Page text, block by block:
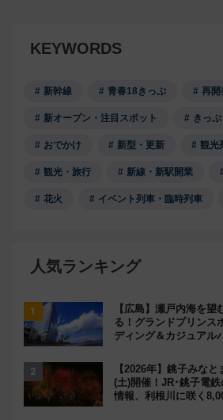
KEYWORDS
新幹線 青春18きっぷ 再開
新オープン・注目スポット きっぷ
おでかけ 新型・更新 観光
観光・旅行 新線・新駅開業
花火 イベント列車・臨時列車
人気ランキング
【広島】瀬戸内海を望
る！グランドプリンス
ディング＆カジュアル
【2026年】銚子みな
(土)開催！JR･銚子電
情報、利根川に咲く